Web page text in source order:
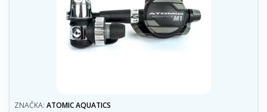
ZNAČKA: ATOMIC AQUATICS